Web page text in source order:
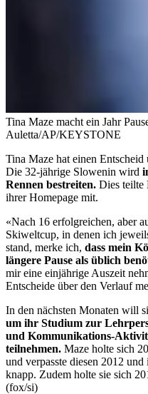
Tina Maze macht ein Jahr
Auletta/AP/KEYSTONE
Tina Maze hat einen
Die 32-jährige Slowenin wird
Rennen bestreiten. Dies teilte
ihrer Homepage mit.
«Nach 16 erfolgreichen, aber
Skiweltcup, in denen ich
stand, merke ich, dass mein
längere Pause als üblich
mir eine einjährige Auszeit
Entscheide über den Verlauf
In den nächsten Monaten will
um ihr Studium zur
und Kommunikations-
teilnehmen. Maze holte sich
und verpasste diesen 2012
knapp. Zudem holte sie sich
(fox/si)